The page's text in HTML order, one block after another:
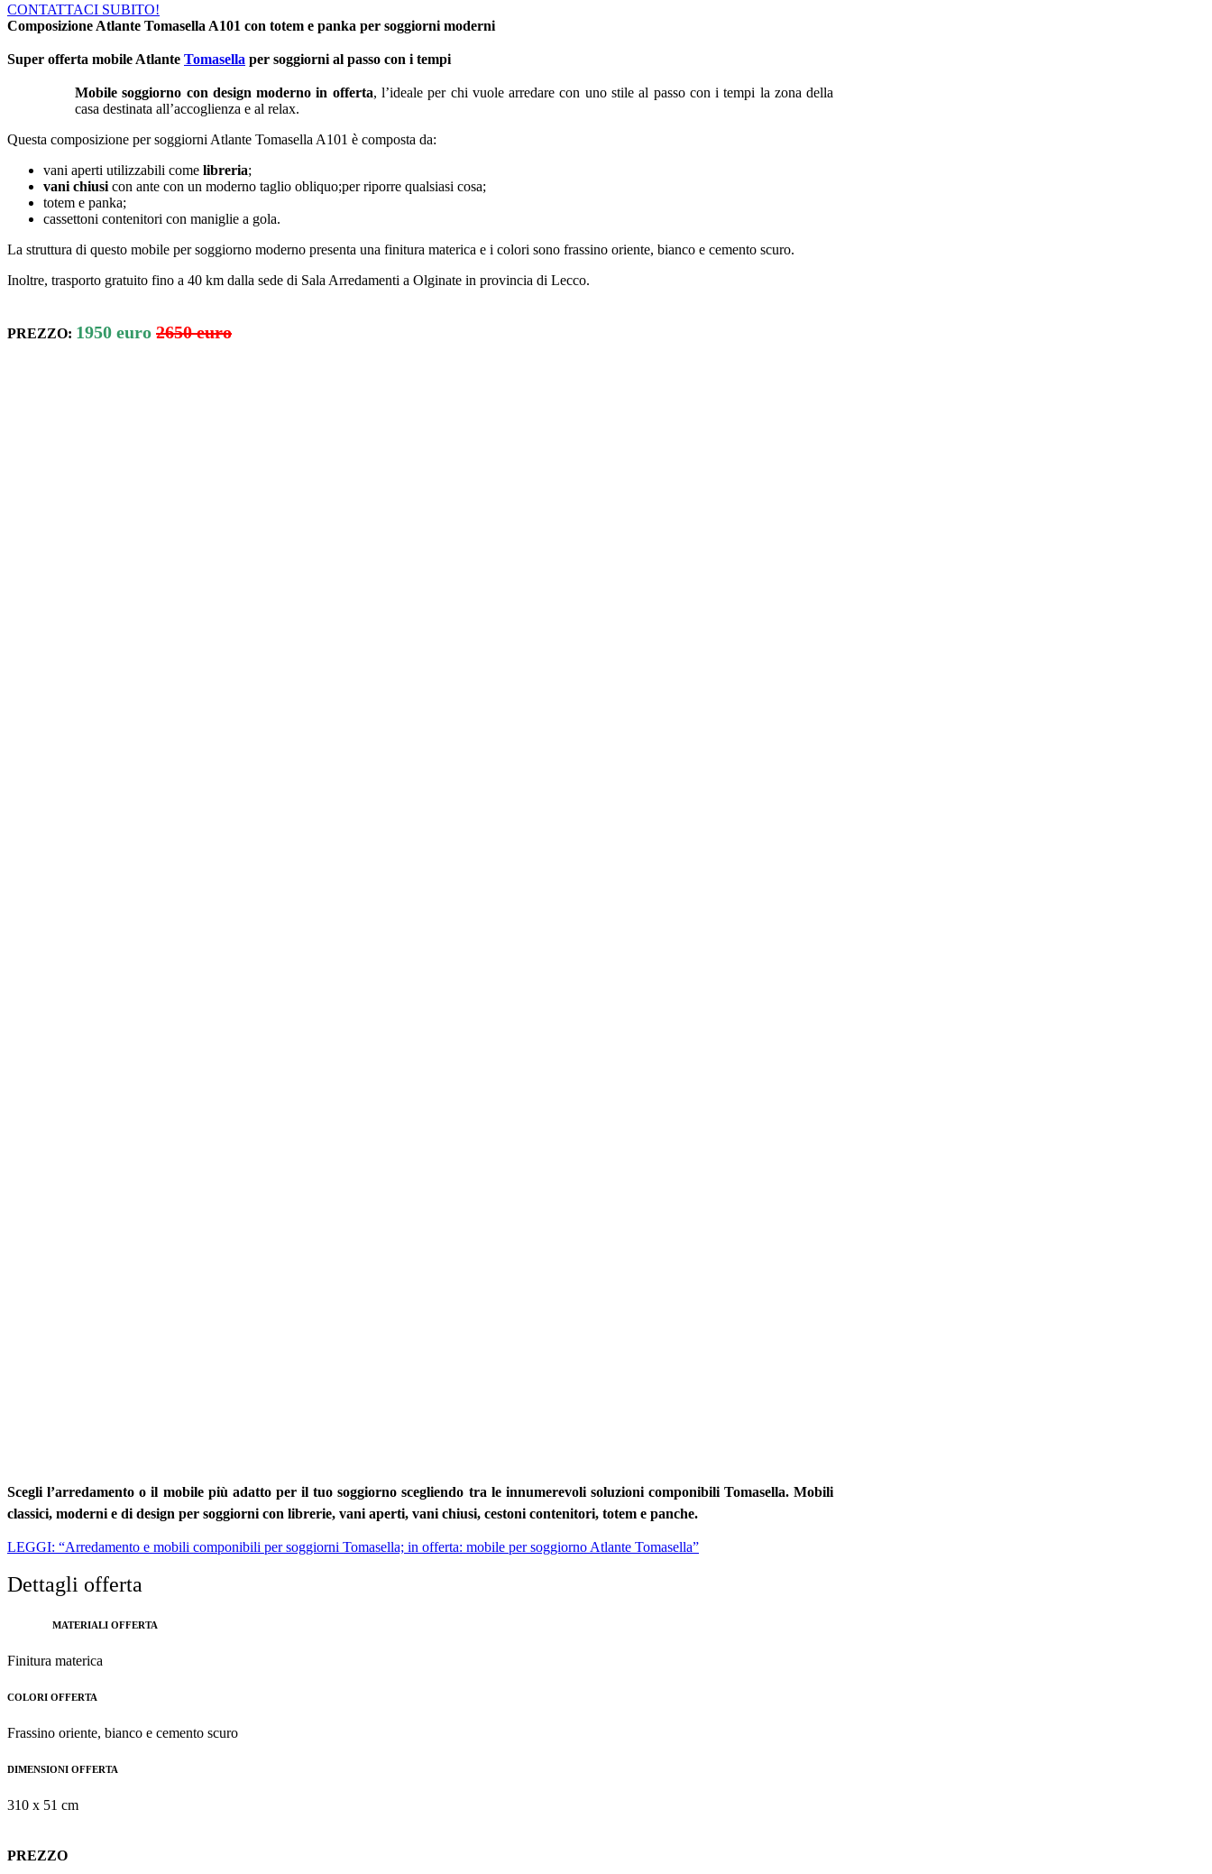
CONTATTACI SUBITO!
Composizione Atlante Tomasella A101 con totem e panka per soggiorni moderni
Super offerta mobile Atlante Tomasella per soggiorni al passo con i tempi
Mobile soggiorno con design moderno in offerta, l’ideale per chi vuole arredare con uno stile al passo con i tempi la zona della
casa destinata all’accoglienza e al relax.
Questa composizione per soggiorni Atlante Tomasella A101 è composta da:
vani aperti utilizzabili come libreria;
vani chiusi con ante con un moderno taglio obliquo;per riporre qualsiasi cosa;
totem e panka;
cassettoni contenitori con maniglie a gola.
La struttura di questo mobile per soggiorno moderno presenta una finitura materica e i colori sono frassino oriente, bianco e cemento scuro.
Inoltre, trasporto gratuito fino a 40 km dalla sede di Sala Arredamenti a Olginate in provincia di Lecco.
PREZZO: 1950 euro 2650 euro
Scegli l’arredamento o il mobile più adatto per il tuo soggiorno scegliendo tra le innumerevoli soluzioni componibili Tomasella. Mobili
classici, moderni e di design per soggiorni con librerie, vani aperti, vani chiusi, cestoni contenitori, totem e panche.
LEGGI: “Arredamento e mobili componibili per soggiorni Tomasella; in offerta: mobile per soggiorno Atlante Tomasella”
Dettagli offerta
MATERIALI OFFERTA
Finitura materica
COLORI OFFERTA
Frassino oriente, bianco e cemento scuro
DIMENSIONI OFFERTA
310 x 51 cm
PREZZO